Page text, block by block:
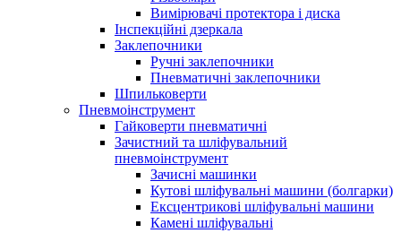
Вимірювачі протектора і диска
Інспекційні дзеркала
Заклепочники
Ручні заклепочники
Пневматичні заклепочники
Шпильковерти
Пневмоінструмент
Гайковерти пневматичні
Зачистний та шліфувальний
пневмоінструмент
Зачисні машинки
Кутові шліфувальні машини (болгарки)
Ексцентрикові шліфувальні машини
Камені шліфувальні